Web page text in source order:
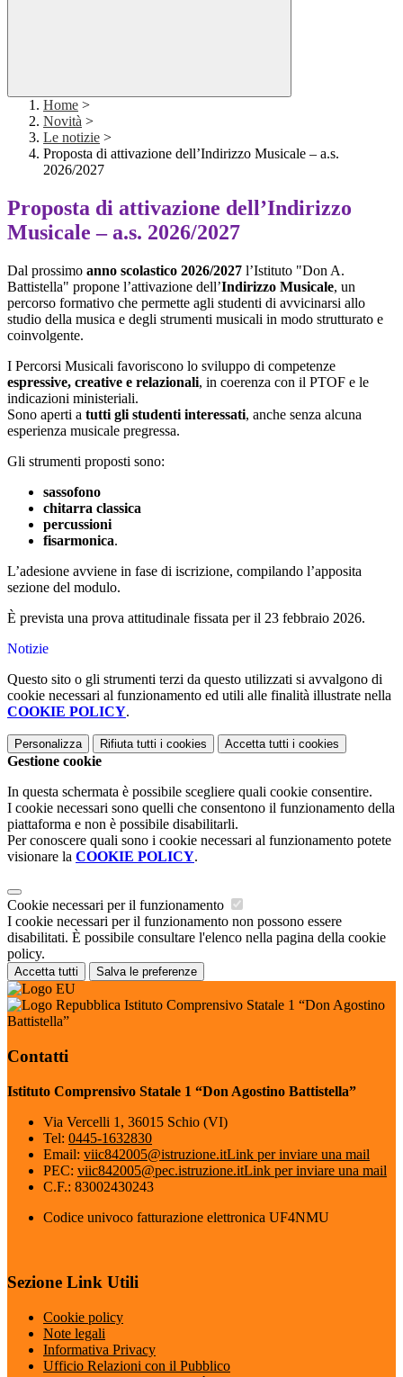
Home >
Novità >
Le notizie >
Proposta di attivazione dell’Indirizzo Musicale – a.s.
2026/2027
Proposta di attivazione dell’Indirizzo
Musicale – a.s. 2026/2027
Dal prossimo anno scolastico 2026/2027 l’Istituto "Don A.
Battistella" propone l’attivazione dell’Indirizzo Musicale, un
percorso formativo che permette agli studenti di avvicinarsi allo
studio della musica e degli strumenti musicali in modo strutturato e
coinvolgente.
I Percorsi Musicali favoriscono lo sviluppo di competenze
espressive, creative e relazionali, in coerenza con il PTOF e le
indicazioni ministeriali.
Sono aperti a tutti gli studenti interessati, anche senza alcuna
esperienza musicale pregressa.
Gli strumenti proposti sono:
sassofono
chitarra classica
percussioni
fisarmonica.
L’adesione avviene in fase di iscrizione, compilando l’apposita
sezione del modulo.
È prevista una prova attitudinale fissata per il 23 febbraio 2026.
Notizie
Questo sito o gli strumenti terzi da questo utilizzati si avvalgono di
cookie necessari al funzionamento ed utili alle finalità illustrate nella
COOKIE POLICY.
Personalizza Rifiuta tutti i cookies Accetta tutti i cookies
Gestione cookie
In questa schermata è possibile scegliere quali cookie consentire.
I cookie necessari sono quelli che consentono il funzionamento della
piattaforma e non è possibile disabilitarli.
Per conoscere quali sono i cookie necessari al funzionamento potete
visionare la COOKIE POLICY.
Cookie necessari per il funzionamento
I cookie necessari per il funzionamento non possono essere
disabilitati. È possibile consultare l'elenco nella pagina della cookie
policy.
Accetta tutti Salva le preferenze
Istituto Comprensivo Statale 1 “Don Agostino
Battistella”
Contatti
Istituto Comprensivo Statale 1 “Don Agostino Battistella”
Via Vercelli 1, 36015 Schio (VI)
Tel: 0445-1632830
Email: viic842005@istruzione.itLink per inviare una mail
PEC: viic842005@pec.istruzione.itLink per inviare una mail
C.F.: 83002430243
Codice univoco fatturazione elettronica UF4NMU
Sezione Link Utili
Cookie policy
Note legali
Informativa Privacy
Ufficio Relazioni con il Pubblico